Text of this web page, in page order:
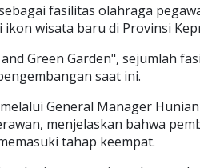
fasilitas olahraga
wisata baru di Provinsi
Green Garden", sejumlah
saat ini.
General Manager
menjelaskan bahwa
tahap keempat.